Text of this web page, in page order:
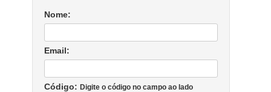
Nome:
Email:
Código: Digite o código no campo ao lado